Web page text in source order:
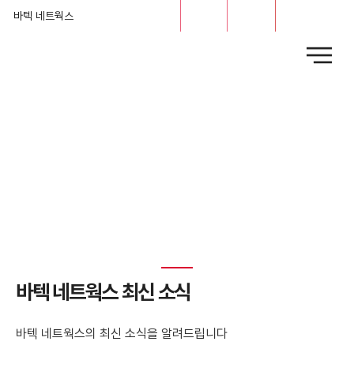
바텍 네트웍스
​바텍 네트웍스 최신 소식
바텍 네트웍스의 최신 소식을 알려드립니다